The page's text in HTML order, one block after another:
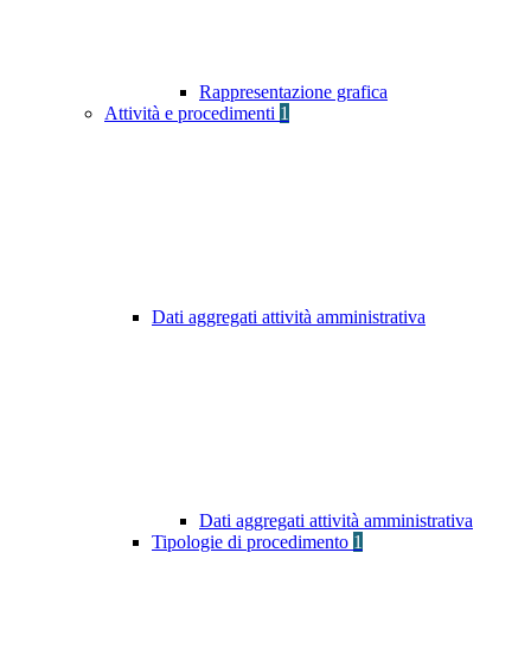
Rappresentazione grafica
Attività e procedimenti 1
Dati aggregati attività amministrativa
Dati aggregati attività amministrativa
Tipologie di procedimento 1